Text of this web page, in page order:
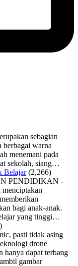
sebagian
berbagai warna
menemani pada
sekolah, siang…
Belajar (2,266)
PENDIDIKAN -
bagi anak-anak.
yang tinggi…
pasti tidak asing
drone
hanya dapat terbang
gambar